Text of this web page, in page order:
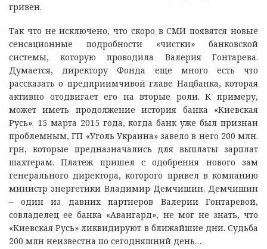
гривен.
Так что не исключено, что скоро в СМИ появятся новые
сенсационные подробности «чистки» банковской
системы, которую проводила Валерия Гонтарева.
Думается, директору Фонда еще много есть что
рассказать о предприимчивой главе Нацбанка, которая
активно отодвигает его на вторые роли. К примеру,
может иметь продолжение история банка «Киевская
Русь». 15 марта 2015 года, когда банк уже был признан
проблемным, ГП «Уголь Украина» завело в него 200 млн.
грн, которые предназначались для выплаты зарплат
шахтерам. Платеж пришел с одобрения нового зам
генерального директора, которого привел в компанию
министр энергетики Владимир Демчишин. Демчишин
– один из давних партнеров Валерии Гонтаревой,
совладелец ее банка «Авангард», не мог не знать, что
«Киевская Русь» ликвидируют в ближайшие дни. Судьба
200 млн неизвестна по сегодняшний день…